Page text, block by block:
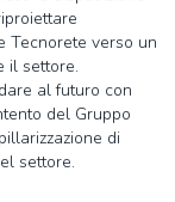
Tecnorete verso un
il settore.
al futuro con
del Gruppo
di
settore.